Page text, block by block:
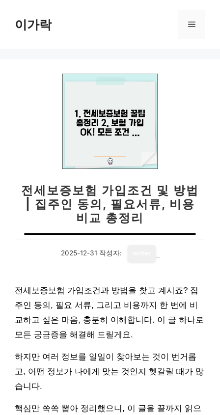
이가락 메
전세보증보험 가입조건 및 방법
| 집주인 동의, 필요서류, 비용
비교 총정리
2025-12-31 작성자:
전세보증보험 가입조건과 방법을 찾고 계시죠? 집
주인 동의, 필요 서류, 그리고 비용까지 한 번에 비
교하고 싶은 마음, 충분히 이해합니다. 이 글 하나로
모든 궁금증을 해결해 드릴게요.
하지만 여러 정보를 일일이 찾아보는 것이 번거롭
고, 어떤 정보가 나에게 맞는 것인지 헷갈릴 때가 많
습니다.
핵심만 쏙쏙 뽑아 정리했으니, 이 글을 끝까지 읽으